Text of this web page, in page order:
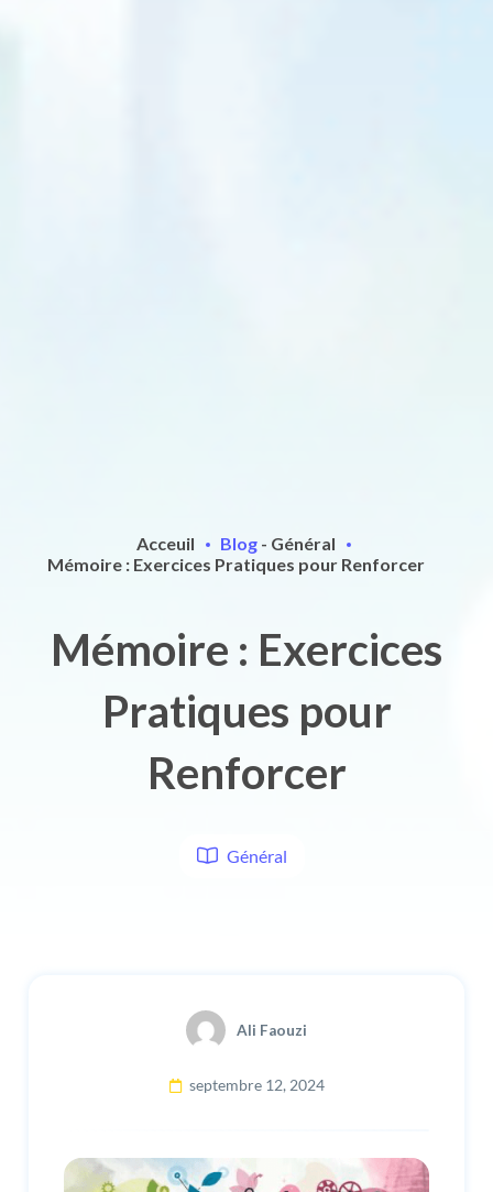
Acceuil Blog - Général
Mémoire : Exercices Pratiques pour Renforcer
Mémoire : Exercices
Pratiques pour
Renforcer
Général
Ali Faouzi
septembre 12, 2024